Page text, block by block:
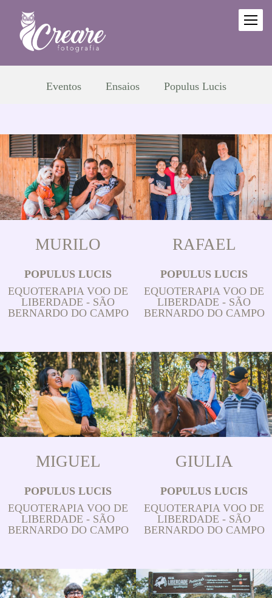
Eventos Ensaios Populus Lucis
MURILO
POPULUS LUCIS
EQUOTERAPIA VOO DE
LIBERDADE - SÃO
BERNARDO DO CAMPO
RAFAEL
POPULUS LUCIS
EQUOTERAPIA VOO DE
LIBERDADE - SÃO
BERNARDO DO CAMPO
MIGUEL
POPULUS LUCIS
EQUOTERAPIA VOO DE
LIBERDADE - SÃO
BERNARDO DO CAMPO
GIULIA
POPULUS LUCIS
EQUOTERAPIA VOO DE
LIBERDADE - SÃO
BERNARDO DO CAMPO